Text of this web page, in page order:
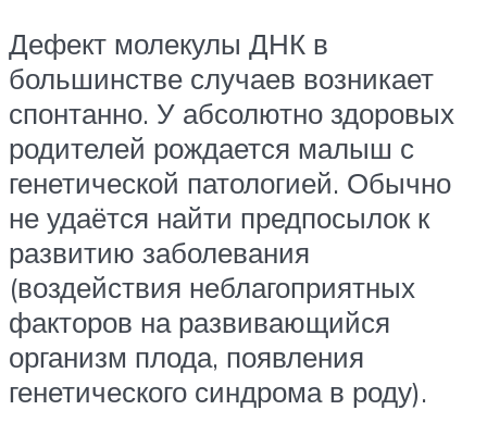
Дефект молекулы ДНК в
большинстве случаев возникает
спонтанно. У абсолютно здоровых
родителей рождается малыш с
генетической патологией. Обычно
не удаётся найти предпосылок к
развитию заболевания
(воздействия неблагоприятных
факторов на развивающийся
организм плода, появления
генетического синдрома в роду).